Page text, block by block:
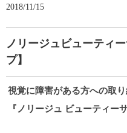
2018/11/15
ノリージュビューティ
プ】
視覚に障害がある方への取
『ノリージュ ビューティー